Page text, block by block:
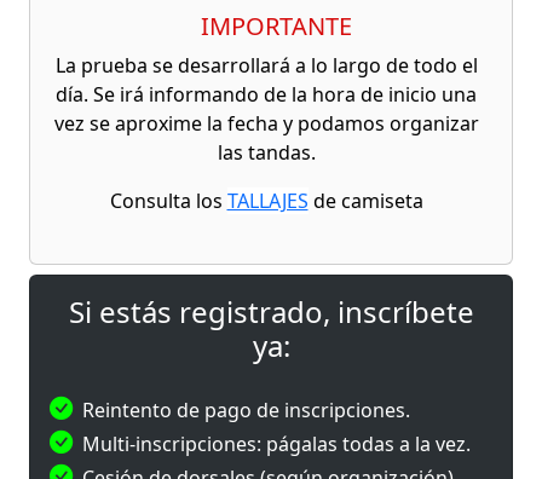
Este espectacular evento combinatramos de
carrera a piecon8 estaciones de ejercicios
funcionales de alta intensidad, ofreciendo un
formato dinámico y exigente, ideal tanto para
buscan un nuevo reto.
competir de forma individual, por parejas o en
equipos de cuatro personas, adaptándose a
diferentes niveles y objetivos. Las modalidades
Élite, Intermedio y Teamstendrán carácter
competitivo, premiando a los mejores
clasificados de cada categoría, mientras que la
IMPORTANTE
La prueba se desarrollará a lo largo de todo el
día. Se irá informando de la hora de inicio una
vez se aproxime la fecha y podamos organizar
las tandas.
Consulta los TALLAJES de camiseta
Si estás registrado, inscríbete
ya:
Reintento de pago de inscripciones.
Multi-inscripciones: págalas todas a la vez.